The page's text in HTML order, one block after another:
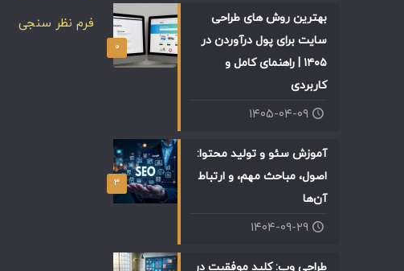
۰
بهترین روش های طراحی
سایت برای پول درآوردن در
۱۴۰۵ | راهنمای کامل و
کاربردی
۱۴۰۵-۰۴-۰۹
۳
آموزش سئو و تولید محتوا:
اصول، مباحث مهم، و ارتباط
آن‌ها
۱۴۰۴-۰۹-۲۹
طراحی وب: کلید موفقیت در
فرم نظر سنجی